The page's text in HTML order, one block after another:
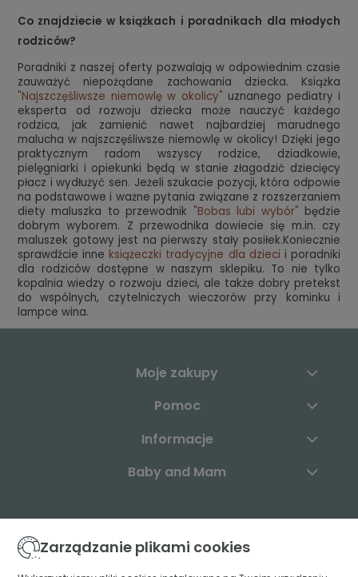
Co znajdziecie w książkach i poradnikach dla młodych
rodziców?
Poradniki z naszej oferty pozwalają w odpowiednim czasie
zauważyć niepożądane zachowania dziecka. Książka
"Najszczęśliwsze niemowlę w okolicy" uznanego pediatry i
eksperta od rozwoju dziecka może nauczyć każdego
rodzica, jak zamienić nawet najbardziej marudnego
malucha w najszczęśliwsze niemowlę w okolicy! Dzięki jego
praktycznym radom wszyscy rodzice, dziadkowie,
pielęgniarki i opiekunki będą w stanie złagodzić dziecięcy
płacz i wydłużyć sen. Jeżeli szukacie pozycji, która odpowie
na podstawowe i ważne pytania związane z rozszerzaniem
diety maluszka to przewodnik "Bobas lubi wybór" będzie
dobrym wyborem. Z przewodnika dowiecie się m.in. czy
maluszek gotowy jest na pierwszy stały posiłek.Koniecznie
sprawdźcie inne książeczki tradycyjne dla dzieci i poradniki
dla rodziców dostępne w naszym sklepiku. To nie tylko
kopalnia wiedzy o rozwoju dzieci, ale także dobry pretekst
do wspólnych, czytelniczych wieczorów przy kominku i
lampce wina.
Moje zakupy
Pomoc
Informacje
Baby and Mam
+48 883 003 904
Zarządzanie plikami cookies